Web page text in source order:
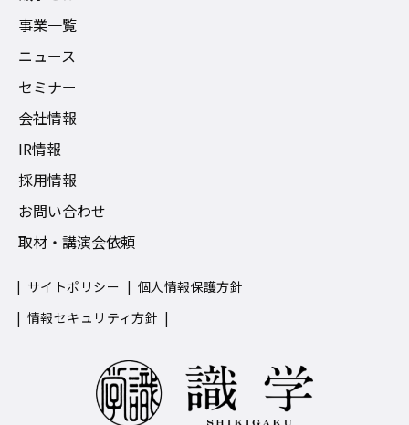
事業一覧
ニュース
セミナー
会社情報
IR情報
採用情報
お問い合わせ
取材・講演会依頼
サイトポリシー
個人情報保護方針
情報セキュリティ方針